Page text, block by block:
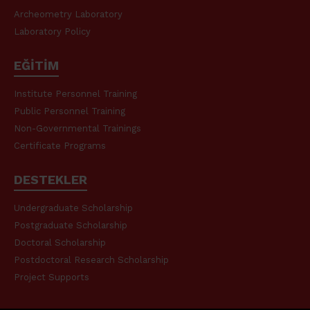
Archeometry Laboratory
Laboratory Policy
EĞİTİM
Institute Personnel Training
Public Personnel Training
Non-Governmental Trainings
Certificate Programs
DESTEKLER
Undergraduate Scholarship
Postgraduate Scholarship
Doctoral Scholarship
Postdoctoral Research Scholarship
Project Supports